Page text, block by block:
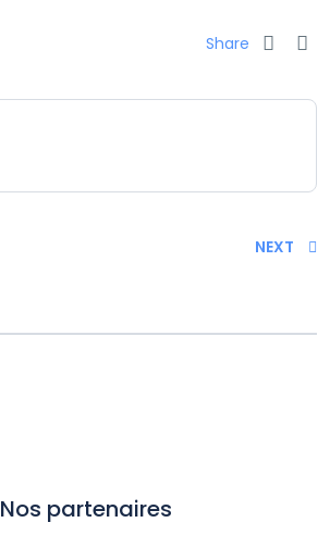
Share
NEXT
Nos partenaires